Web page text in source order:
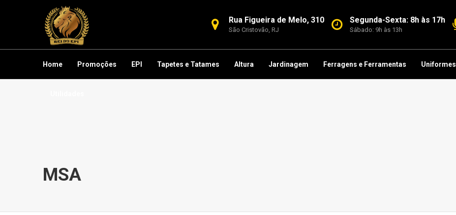
Rua Figueira de Melo, 310
São Cristovão, RJ
Segunda-Sexta: 8h às 17h
Sábado: 9h às 13h
Home Promoções EPI Tapetes e Tatames Altura Jardinagem Ferragens e Ferramentas Uniformes
MSA